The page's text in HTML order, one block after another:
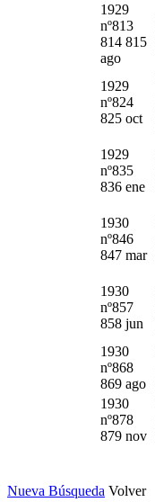
1929
nº813
814 815
ago
1929
nº824
825 oct
1929
nº835
836 ene
1930
nº846
847 mar
1930
nº857
858 jun
1930
nº868
869 ago
1930
nº878
879 nov
Nueva Búsqueda Volver